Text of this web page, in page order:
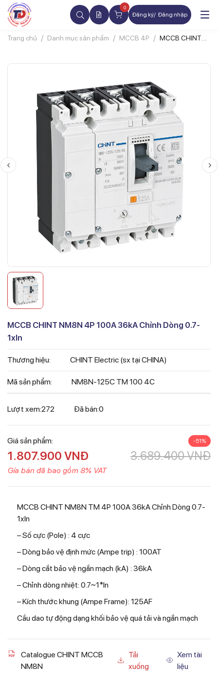
0
Đăng ký Đăng nhập
Trang chủ Danh mục sản phẩm MCCB 4P
MCCB CHINT
MCCB CHINT NM8N 4P 100A 36kA Chỉnh Dòng 0.7-
1xIn
Thương hiệu: CHINT Electric (sx tại CHINA)
Mã sản phẩm: NM8N-125C TM 100 4C
Lượt xem:272 Đã bán:0
Giá sản phẩm: -51%
3.689.400VNĐ
1.807.900 VNĐ
Gía bán đã bao gồm 8% VAT
MCCB CHINT NM8N TM 4P 100A 36kA Chỉnh Dòng 0.7-
1xIn
– Số cực (Pole) : 4 cực
– Dòng bảo vệ định mức (Ampe trip) : 100AT
– Dòng cắt bảo vệ ngắn mạch (kA) : 36kA
– Chỉnh dòng nhiệt: 0.7~1*In
– Kích thước khung (Ampe Frame): 125AF
Cầu dao tự động dạng khối bảo vệ quá tải và ngắn mạch
Catalogue CHINT MCCB
NM8N
Tải
xuống
Xem tài
liệu